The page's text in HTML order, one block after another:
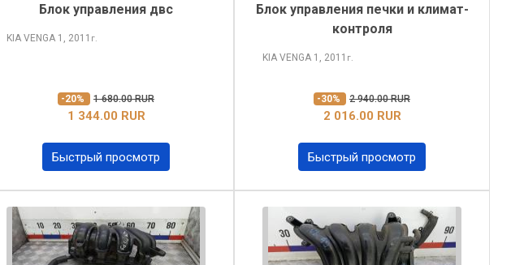
Блок управления двс
KIA VENGA 1, 2011 г.
-20% 1 680.00 RUR
1 344.00 RUR
Быстрый просмотр
Блок управления печки и климат-
контроля
KIA VENGA 1, 2011 г.
-30% 2 940.00 RUR
2 016.00 RUR
Быстрый просмотр